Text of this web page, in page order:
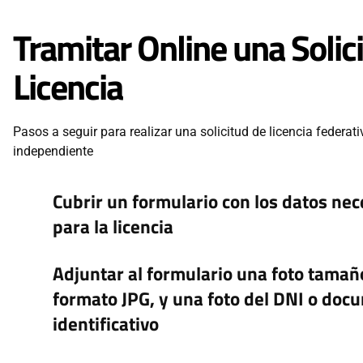
27 VASCO KAYAK DE MAR
Lekeitio
30
SEP
ICF DRAGON BOAT
3
OCT
ESTATAL SLALOM
3
OCT
VASCO KAYAK SURF
XX Copa Euskadi Kayak Surf - 5a Comp / Cto. Gipuzkoa
Zurriola
Tramitar Online una
Licencia
Pasos a seguir para realizar una solicitud de licencia
independiente
Cubrir un formulario con los datos
para la licencia
Adjuntar al formulario una foto
formato JPG, y una foto del DNI o
identificativo